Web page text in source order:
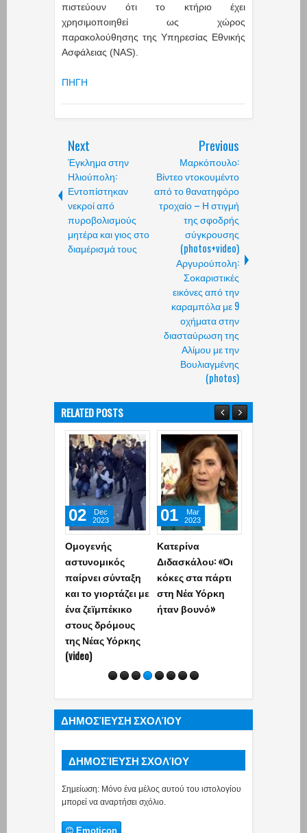
πιστεύουν ότι το κτήριο έχει
χρησιμοποιηθεί ως χώρος
παρακολούθησης της Υπηρεσίας Εθνικής
Ασφάλειας (NAS).
ΠΗΓΗ
Next
Έγκλημα στην
Ηλιούπολη:
Εντοπίστηκαν
νεκροί από
πυροβολισμούς
μητέρα και γιος στο
διαμέρισμά τους
Previous
Μαρκόπουλο:
Βίντεο ντοκουμέντο
από το θανατηφόρο
τροχαίο – Η στιγμή
της σφοδρής
σύγκρουσης
(photos+video)
Αργυρούπολη:
Σοκαριστικές
εικόνες από την
καραμπόλα με 9
οχήματα στην
διασταύρωση της
Αλίμου με την
Βουλιαγμένης
(photos)
RELATED POSTS
Ομογενής
αστυνομικός
παίρνει σύνταξη
και το γιορτάζει με
ένα ζεϊμπέκικο
στους δρόμους
της Νέας Υόρκης
(video)
02
Dec
2023
Κατερίνα
Διδασκάλου: «Οι
κόκες στα πάρτι
στη Νέα Υόρκη
ήταν βουνό»
01
Mar
2023
ΔΗΜΟΣΊΕΥΣΗ ΣΧΟΛΊΟΥ
ΔΗΜΟΣΊΕΥΣΗ ΣΧΟΛΊΟΥ
Σημείωση: Μόνο ένα μέλος αυτού του ιστολογίου
μπορεί να αναρτήσει σχόλιο.
Emoticon